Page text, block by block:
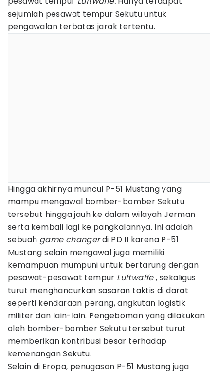
sejumlah pesawat tempur Sekutu untuk
pengawalan terbatas jarak tertentu.
Hingga akhirnya muncul P-51 Mustang yang
mampu mengawal bomber-bomber Sekutu
tersebut hingga jauh ke dalam wilayah Jerman
serta kembali lagi ke pangkalannya. Ini adalah
sebuah game changerdi PD II karena P-51
Mustang selain mengawal juga memiliki
kemampuan mumpuni untuk bertarung dengan
pesawat-pesawat tempur Luftwaffe, sekaligus
turut menghancurkan sasaran taktis di darat
seperti kendaraan perang, angkutan logistik
militer dan lain-lain. Pengeboman yang dilakukan
oleh bomber-bomber Sekutu tersebut turut
memberikan kontribusi besar terhadap
kemenangan Sekutu.
Selain di Eropa, penugasan P-51 Mustang juga